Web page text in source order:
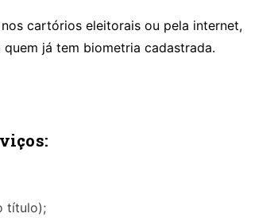
cartórios eleitorais ou pela internet,
já tem biometria cadastrada.
título);